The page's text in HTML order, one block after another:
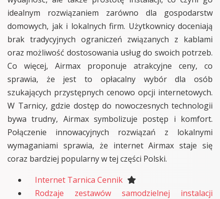
idealnym rozwiązaniem zarówno dla gospodarstw
domowych, jak i lokalnych firm. Użytkownicy doceniają
brak tradycyjnych ograniczeń związanych z kablami
oraz możliwość dostosowania usług do swoich potrzeb.
Co więcej, Airmax proponuje atrakcyjne ceny, co
sprawia, że jest to opłacalny wybór dla osób
szukających przystępnych cenowo opcji internetowych.
W Tarnicy, gdzie dostęp do nowoczesnych technologii
bywa trudny, Airmax symbolizuje postęp i komfort.
Połączenie innowacyjnych rozwiązań z lokalnymi
wymaganiami sprawia, że internet Airmax staje się
coraz bardziej popularny w tej części Polski.
Internet Tarnica Cennik
Rodzaje zestawów samodzielnej instalacji